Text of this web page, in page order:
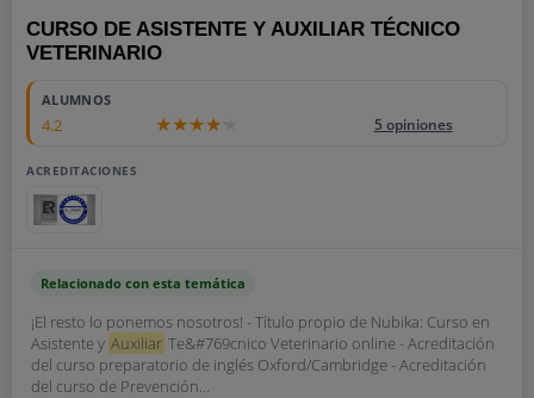
CURSO DE ASISTENTE Y AUXILIAR TÉCNICO
VETERINARIO
ALUMNOS
4.2 5 opiniones
ACREDITACIONES
Relacionado con esta temática
¡El resto lo ponemos nosotros! - Título propio de Nubika: Curso en
Asistente y Auxiliar Te&#769cnico Veterinario online - Acreditación
del curso preparatorio de inglés Oxford/Cambridge - Acreditación
del curso de Prevención...